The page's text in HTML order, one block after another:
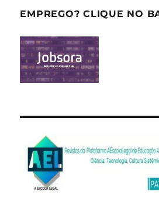
EMPREGO? CLIQUE NO